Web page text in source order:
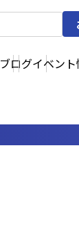
ブログイベント